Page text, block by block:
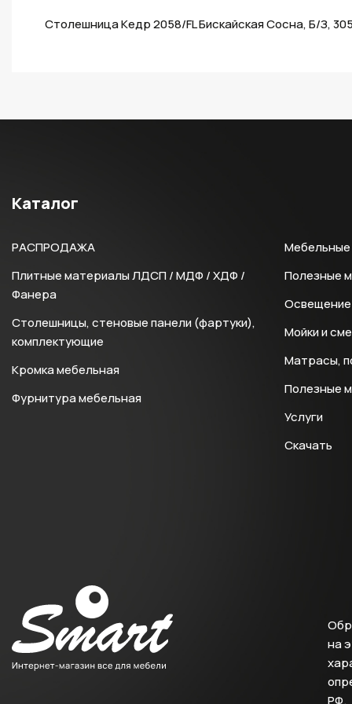
Столешница Кедр 2058/FL Бискайская Сосна, Б/З,
Каталог
РАСПРОДАЖА
Плитные материалы ЛДСП / МДФ / ХДФ /
Фанера
Столешницы, стеновые панели (фартуки),
комплектующие
Кромка мебельная
Фурнитура мебельная
Мебельные
Полезные
Освещение
Мойки и
Матрасы,
Полезные
Услуги
Скачать
на
РФ.